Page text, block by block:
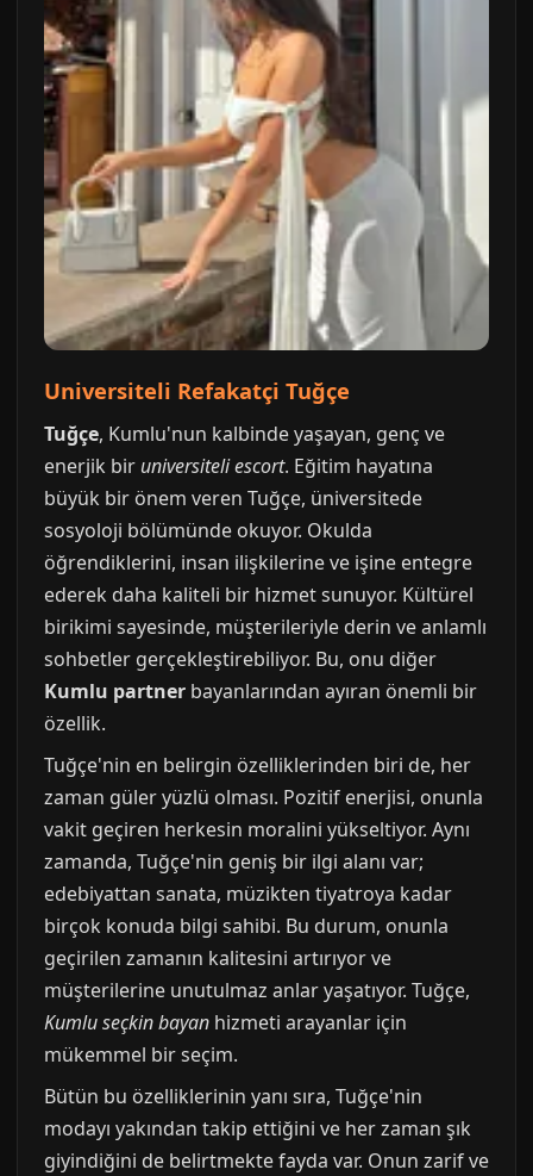
Universiteli Refakatçi Tuğçe
Tuğçe, Kumlu'nun kalbinde yaşayan, genç ve
enerjik bir universiteli escort. Eğitim hayatına
büyük bir önem veren Tuğçe, üniversitede
sosyoloji bölümünde okuyor. Okulda
öğrendiklerini, insan ilişkilerine ve işine entegre
ederek daha kaliteli bir hizmet sunuyor. Kültürel
birikimi sayesinde, müşterileriyle derin ve anlamlı
sohbetler gerçekleştirebiliyor. Bu, onu diğer
Kumlu partner bayanlarından ayıran önemli bir
özellik.
Tuğçe'nin en belirgin özelliklerinden biri de, her
zaman güler yüzlü olması. Pozitif enerjisi, onunla
vakit geçiren herkesin moralini yükseltiyor. Aynı
zamanda, Tuğçe'nin geniş bir ilgi alanı var;
edebiyattan sanata, müzikten tiyatroya kadar
birçok konuda bilgi sahibi. Bu durum, onunla
geçirilen zamanın kalitesini artırıyor ve
müşterilerine unutulmaz anlar yaşatıyor. Tuğçe,
Kumlu seçkin bayan hizmeti arayanlar için
mükemmel bir seçim.
Bütün bu özelliklerinin yanı sıra, Tuğçe'nin
modayı yakından takip ettiğini ve her zaman şık
giyindiğini de belirtmekte fayda var. Onun zarif ve